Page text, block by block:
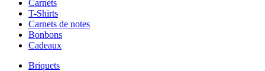
Carnets
T-Shirts
Carnets de notes
Bonbons
Cadeaux
Briquets